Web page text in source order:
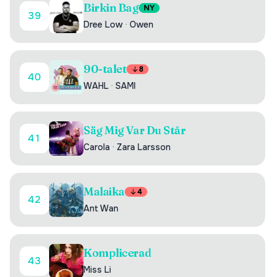
39
Birkin Bag NY
Dree Low · Owen
40
90-talet 8
WAHL · SAMI
41
Säg Mig Var Du Står
Carola · Zara Larsson
42
Malaika 4
Ant Wan
43
Komplicerad
Miss Li